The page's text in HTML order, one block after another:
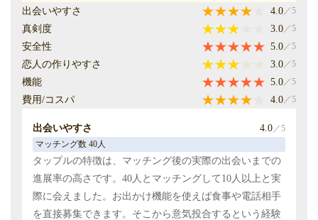
した。
恋人の作りやすさ 4.0／5
付き合った人数 未回答
3年以上使ってみて、アプリの認知度の高さとユーザー
数の多さが魅力だと感じました。機能も充実しており、
ます。
機能 5.0／5
機能については、趣味や性格の相性でユーザーをマッチ
ングする仕組みが特に優れていました。インドア・アウ
出会いやすさ 4.0 ／5
真剣度 3.0 ／5
安全性 5.0 ／5
恋人の作りやすさ 3.0 ／5
機能 5.0 ／5
費用/コスパ 4.0 ／5
出会いやすさ 4.0 ／5
マッチング数 40人
タップルの特徴は、マッチング後の実際の出会いまでの
進展率の高さです。40人とマッチングして10人以上と実
際に会えました。お出かけ機能を使えば食事や電話相手
を直接募集できます。そこから意気投合するという経験